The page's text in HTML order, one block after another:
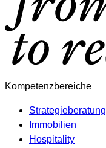
Kompetenzbereiche
Strategieberatung
Immobilien
Hospitality